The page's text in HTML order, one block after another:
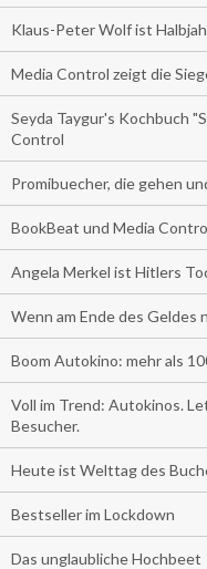
Klaus-Peter Wolf ist
Media Control zeigt die
Seyda Taygur's Kochbuch
Control
Promibuecher, die gehen
BookBeat und Media
Angela Merkel ist Hitlers
Wenn am Ende des Geldes
Boom Autokino: mehr als
Voll im Trend: Autokinos.
Besucher.
Heute ist Welttag des
Bestseller im Lockdown
Das unglaubliche Hochbeet